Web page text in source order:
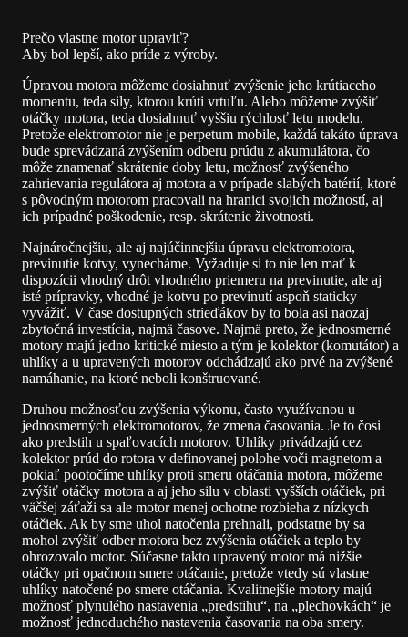
Prečo vlastne motor upraviť?
Aby bol lepší, ako príde z výroby.
Úpravou motora môžeme dosiahnuť zvýšenie jeho krútiaceho
momentu, teda sily, ktorou krúti vrtuľu. Alebo môžeme zvýšiť
otáčky motora, teda dosiahnuť vyššiu rýchlosť letu modelu.
Pretože elektromotor nie je perpetum mobile, každá takáto úprava
bude sprevádzaná zvýšením odberu prúdu z akumulátora, čo
môže znamenať skrátenie doby letu, možnosť zvýšeného
zahrievania regulátora aj motora a v prípade slabých batérií, ktoré
s pôvodným motorom pracovali na hranici svojich možností, aj
ich prípadné poškodenie, resp. skrátenie životnosti.
Najnáročnejšiu, ale aj najúčinnejšiu úpravu elektromotora,
previnutie kotvy, vynecháme. Vyžaduje si to nie len mať k
dispozícii vhodný drôt vhodného priemeru na previnutie, ale aj
isté prípravky, vhodné je kotvu po previnutí aspoň staticky
vyvážiť. V čase dostupných strieďákov by to bola asi naozaj
zbytočná investícia, najmä časove. Najmä preto, že jednosmerné
motory majú jedno kritické miesto a tým je kolektor (komutátor) a
uhlíky a u upravených motorov odchádzajú ako prvé na zvýšené
namáhanie, na ktoré neboli konštruované.
Druhou možnosťou zvýšenia výkonu, často využívanou u
jednosmerných elektromotorov, že zmena časovania. Je to čosi
ako predstih u spaľovacích motorov. Uhlíky privádzajú cez
kolektor prúd do rotora v definovanej polohe voči magnetom a
pokiaľ pootočíme uhlíky proti smeru otáčania motora, môžeme
zvýšiť otáčky motora a aj jeho silu v oblasti vyšších otáčiek, pri
väčšej záťaži sa ale motor menej ochotne rozbieha z nízkych
otáčiek. Ak by sme uhol natočenia prehnali, podstatne by sa
mohol zvýšiť odber motora bez zvýšenia otáčiek a teplo by
ohrozovalo motor. Súčasne takto upravený motor má nižšie
otáčky pri opačnom smere otáčanie, pretože vtedy sú vlastne
uhlíky natočené po smere otáčania. Kvalitnejšie motory majú
možnosť plynulého nastavenia „predstihu“, na „plechovkách“ je
možnosť jednoduchého nastavenia časovania na oba smery.